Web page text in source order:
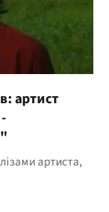
артист
артиста,